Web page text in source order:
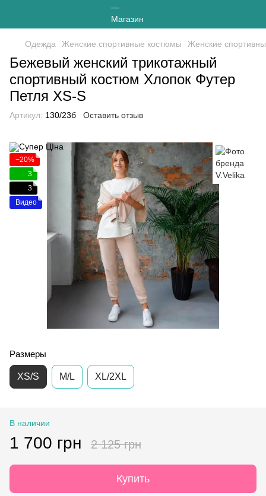
Одежда Женские спортивные костюмы Женские
Бежевый женский трикотажный
спортивный костюм Хлопок Футер
Петля XS-S
Артикул: 130/23б Оставить отзыв
−20%
3
3
Видео
Размеры
XS/S M/L XL/2XL
В наличии
1 700 грн 2 125 грн
Купить